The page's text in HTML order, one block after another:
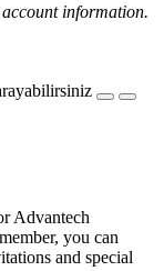
information.
Advantech
you can
and special